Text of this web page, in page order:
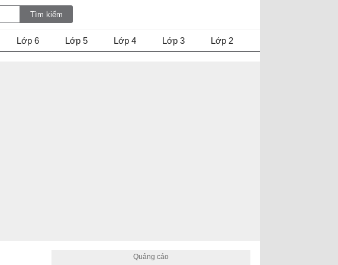
Lớp 6 Lớp 5 Lớp 4 Lớp 3 Lớp 2
TIẾNG ANH 6 - FRIENDS PLUS
[Friends plus] Giải tiếng anh 6 unit 1: Towns